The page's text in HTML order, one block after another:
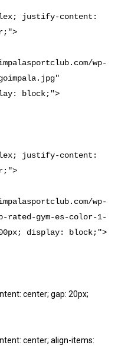
block;">
rated-gym-es-color-1-
display: block;">
center; gap: 20px;
center; align-items: